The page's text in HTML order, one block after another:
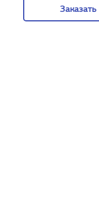
Заказать